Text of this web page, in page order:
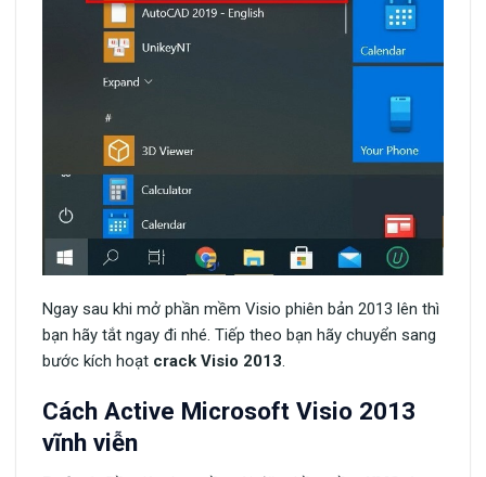
Ngay sau khi mở phần mềm Visio phiên bản 2013 lên thì
bạn hãy tắt ngay đi nhé. Tiếp theo bạn hãy chuyển sang
bước kích hoạt crack Visio 2013.
Cách Active Microsoft Visio 2013
vĩnh viễn